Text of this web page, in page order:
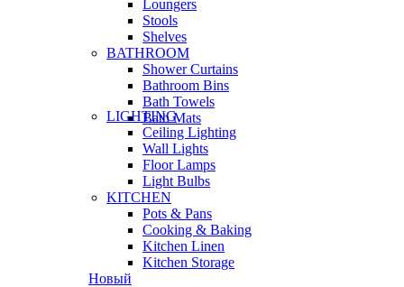
Loungers
Stools
Shelves
BATHROOM
Shower Curtains
Bathroom Bins
Bath Towels
Bath Mats
LIGHTING
Ceiling Lighting
Wall Lights
Floor Lamps
Light Bulbs
KITCHEN
Pots & Pans
Cooking & Baking
Kitchen Linen
Kitchen Storage
Новый